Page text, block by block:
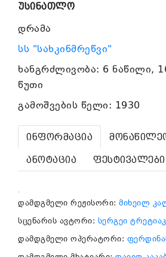
უსინათლო
დრამა
სს "სახკინმრეწვი"
ხანგრძლივობა: 6 ნაწილი,
წუთი
გამოშვების წელი: 1930
ინფორმაცია
ანოტაცია
.
დამდგმელი რეჟისორი: მიხეილ
სცენარის ავტორი: სერგეი
დამდგმელი ოპერატორი: